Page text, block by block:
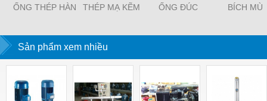
ỐNG THÉP HÀN
THÉP MẠ KẼM
ỐNG ĐÚC
BÍCH MÙ
Sản phẩm xem nhiều